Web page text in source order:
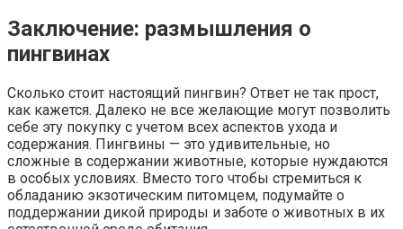
Заключение: размышления о
пингвинах
Сколько стоит настоящий пингвин? Ответ не так прост,
как кажется. Далеко не все желающие могут позволить
себе эту покупку с учетом всех аспектов ухода и
содержания. Пингвины — это удивительные, но
сложные в содержании животные, которые нуждаются
в особых условиях. Вместо того чтобы стремиться к
обладанию экзотическим питомцем, подумайте о
поддержании дикой природы и заботе о животных в их